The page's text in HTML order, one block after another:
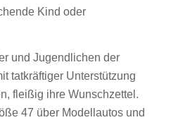
Kind oder
und Jugendlichen der
tatkräftiger Unterstützung
fleißig ihre Wunschzettel.
47 über Modellautos und